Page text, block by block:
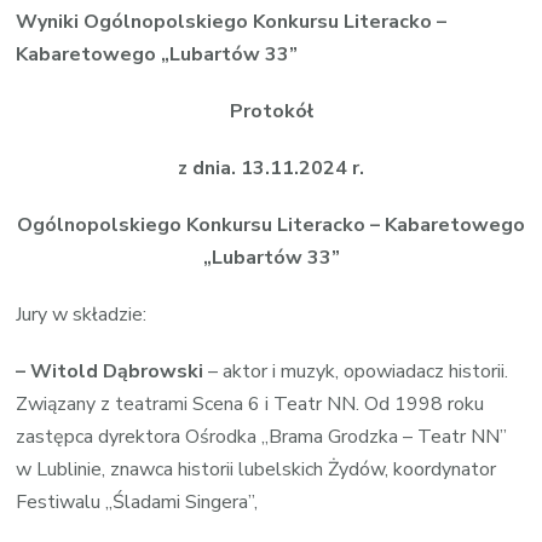
Wyniki Ogólnopolskiego Konkursu Literacko –
Kabaretowego „Lubartów 33”
Protokół
z dnia. 13.11.2024 r.
Ogólnopolskiego Konkursu Literacko – Kabaretowego
„Lubartów 33”
Jury w składzie:
– Witold Dąbrowski – aktor i muzyk, opowiadacz historii.
Związany z teatrami Scena 6 i Teatr NN. Od 1998 roku
zastępca dyrektora Ośrodka „Brama Grodzka – Teatr NN”
w Lublinie, znawca historii lubelskich Żydów, koordynator
Festiwalu „Śladami Singera”,